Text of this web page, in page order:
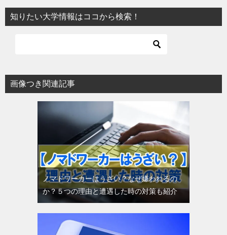
知りたい大学情報はココから検索！
画像つき関連記事
ノマドワーカーはうざい？なぜ嫌われるの
か？５つの理由と遭遇した時の対策も紹介